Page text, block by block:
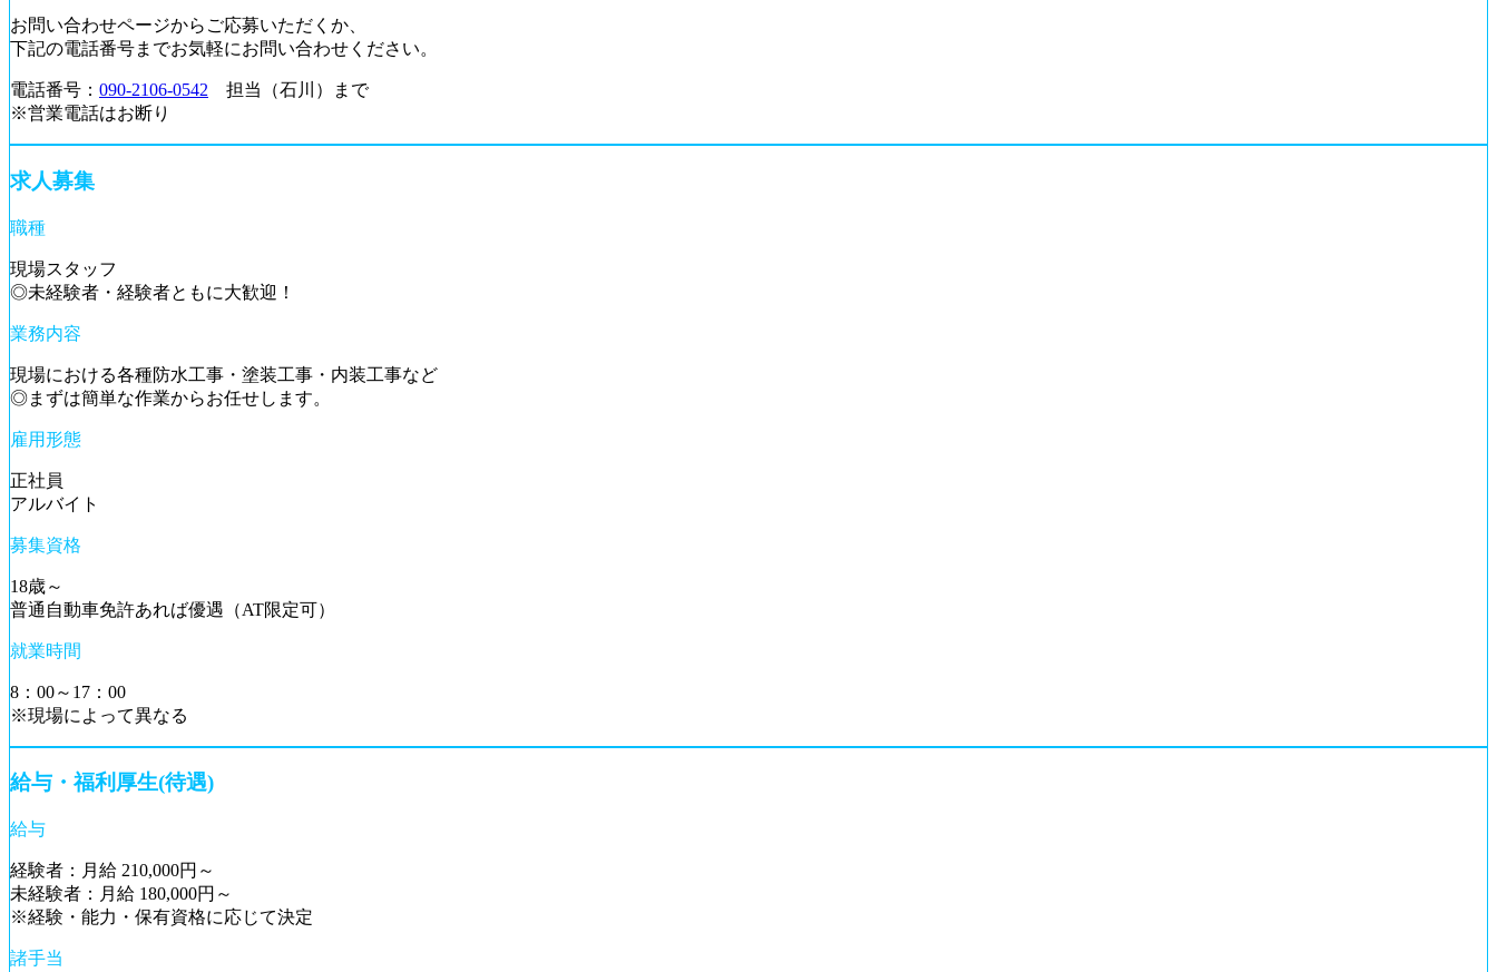
お問い合わせページからご応募いただくか、
下記の電話番号までお気軽にお問い合わせください。
電話番号： 090-2106-0542 担当（石川）まで
※営業電話はお断り
求人募集
職種
現場スタッフ
◎未経験者・経験者ともに大歓迎！
業務内容
現場における各種防水工事・塗装工事・内装工事など
◎まずは簡単な作業からお任せします。
雇用形態
正社員
アルバイト
募集資格
18歳～
普通自動車免許あれば優遇（AT限定可）
就業時間
8：00～17：00
※現場によって異なる
給与・福利厚生(待遇)
給与
経験者：月給 210,000円～
未経験者：月給 180,000円～
※経験・能力・保有資格に応じて決定
諸手当